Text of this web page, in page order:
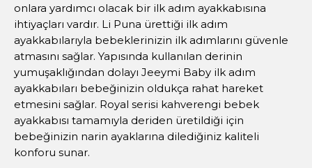
onlara yardımcı olacak bir ilk adım ayakkabısına
ihtiyaçları vardır. Li Puna ürettiği ilk adım
ayakkabılarıyla bebeklerinizin ilk adımlarını güvenle
atmasını sağlar. Yapısında kullanılan derinin
yumuşaklığından dolayı Jeeymi Baby ilk adım
ayakkabıları bebeğinizin oldukça rahat hareket
etmesini sağlar. Royal serisi kahverengi bebek
ayakkabısı tamamıyla deriden üretildiği için
bebeğinizin narin ayaklarına dilediğiniz kaliteli
konforu sunar.